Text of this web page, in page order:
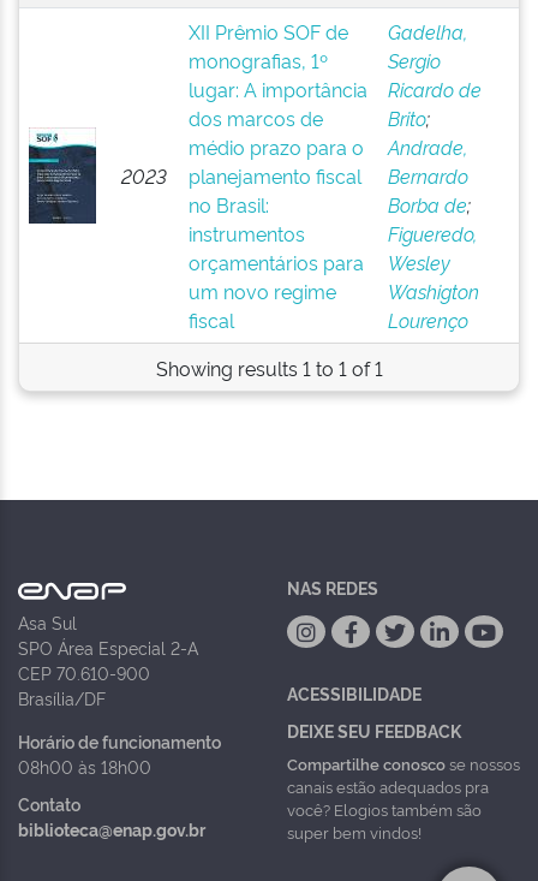
2023
XII Prêmio SOF de
monografias, 1º
lugar: A importância
dos marcos de
médio prazo para o
planejamento fiscal
no Brasil:
instrumentos
orçamentários para
um novo regime
fiscal
Gadelha,
Sergio
Ricardo de
Brito;
Andrade,
Bernardo
Borba de;
Figueredo,
Wesley
Washigton
Lourenço
Showing results 1 to 1 of 1
Asa Sul
SPO Área Especial 2-A
CEP 70.610-900
Brasília/DF
Horário de funcionamento
08h00 às 18h00
Contato
biblioteca@enap.gov.br
NAS REDES
ACESSIBILIDADE
DEIXE SEU FEEDBACK
Compartilhe conoscose nossos
canais estão adequados pra
você? Elogios também são
super bem vindos!